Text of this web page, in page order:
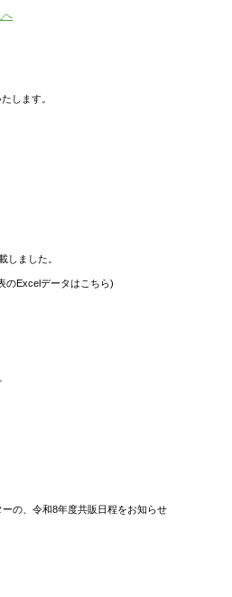
へ
します。
しました。
のExcelデータはこちら)
の、令和8年度共販日程をお知らせ